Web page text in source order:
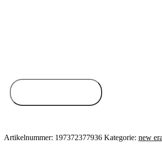
Artikelnummer: 197372377936 Kategorie: new era